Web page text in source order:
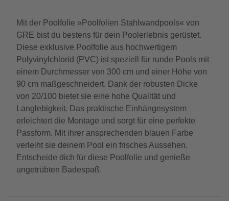
Mit der Poolfolie »Poolfolien Stahlwandpools« von
GRE bist du bestens für dein Poolerlebnis gerüstet.
Diese exklusive Poolfolie aus hochwertigem
Polyvinylchlorid (PVC) ist speziell für runde Pools mit
einem Durchmesser von 300 cm und einer Höhe von
90 cm maßgeschneidert. Dank der robusten Dicke
von 20/100 bietet sie eine hohe Qualität und
Langlebigkeit. Das praktische Einhängesystem
erleichtert die Montage und sorgt für eine perfekte
Passform. Mit ihrer ansprechenden blauen Farbe
verleiht sie deinem Pool ein frisches Aussehen.
Entscheide dich für diese Poolfolie und genieße
ungetrübten Badespaß.